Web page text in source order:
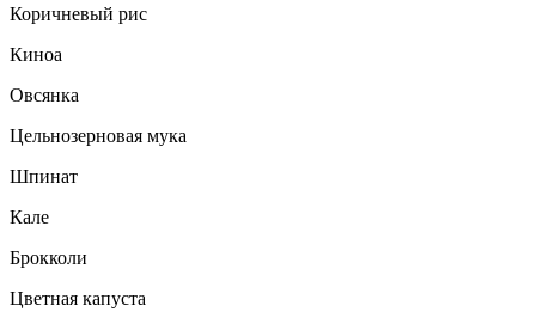
Коричневый рис
Киноа
Овсянка
Цельнозерновая мука
Шпинат
Кале
Брокколи
Цветная капуста